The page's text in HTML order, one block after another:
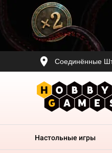
Соединённые
Настольные игры